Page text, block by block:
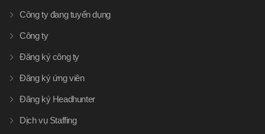
Công ty đang tuyển dụng
Công ty
Đăng ký công ty
Đăng ký ứng viên
Đăng ký Headhunter
Dịch vụ Staffing